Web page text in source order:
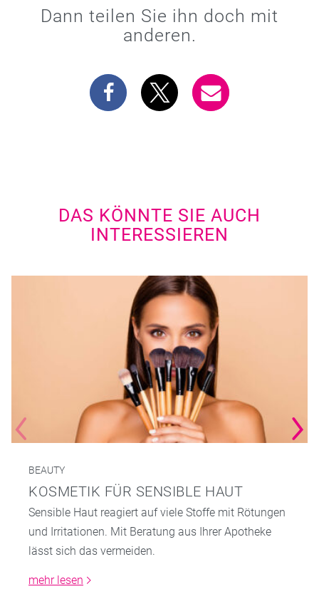
Dann teilen Sie ihn doch mit
anderen.
DAS KÖNNTE SIE AUCH
INTERESSIEREN
BEAUTY
KOSMETIK FÜR SENSIBLE HAUT
Sensible Haut reagiert auf viele Stoffe mit Rötungen
und Irritationen. Mit Beratung aus Ihrer Apotheke
lässt sich das vermeiden.
mehr lesen